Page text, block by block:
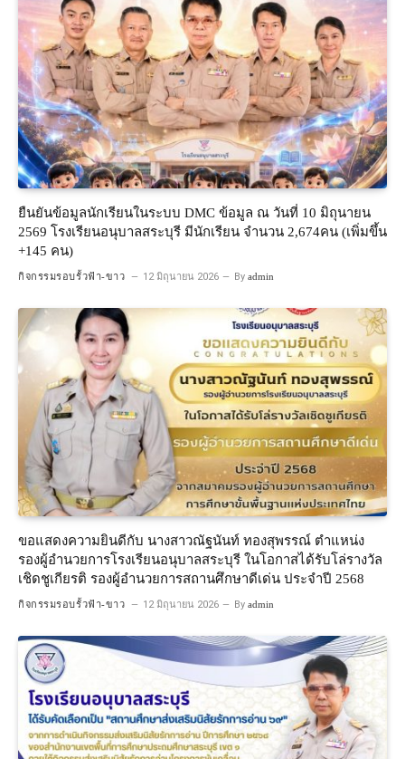
ยืนยันข้อมูลนักเรียนในระบบ DMC ข้อมูล ณ วันที่ 10 มิถุนายน
2569 โรงเรียนอนุบาลสระบุรี มีนักเรียน จำนวน 2,674คน (เพิ่มขึ้น
+145 คน)
กิจกรรมรอบรั้วฟ้า-ขาว 12 มิถุนายน 2026 By admin
ขอแสดงความยินดีกับ นางสาวณัฐนันท์ ทองสุพรรณ์ ตำแหน่ง
รองผู้อำนวยการโรงเรียนอนุบาลสระบุรี ในโอกาสได้รับโล่รางวัล
เชิดชูเกียรติ รองผู้อำนวยการสถานศึกษาดีเด่น ประจำปี 2568
กิจกรรมรอบรั้วฟ้า-ขาว 12 มิถุนายน 2026 By admin